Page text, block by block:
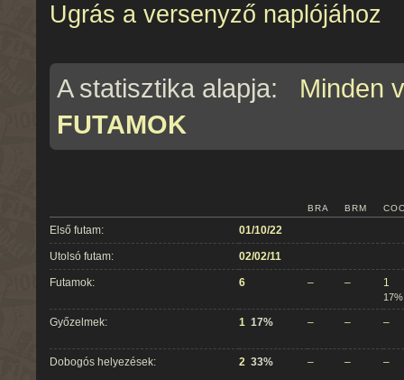
Ugrás a versenyző naplójához
A statisztika alapja: Minden
FUTAMOK
BRA BRM
Első futam: 01/10/22
Utolsó futam: 02/02/11
Futamok: 6 – – 1
17%
Győzelmek: 1 17% – – –
Dobogós helyezések: 2 33% – – –